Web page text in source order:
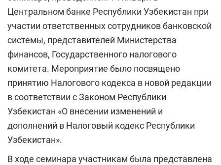
Центральном банке Республики Узбекистан при
участии ответственных сотрудников банковской
системы, представителей Министерства
финансов, Государственного налогового
комитета. Мероприятие было посвящено
принятию Налогового кодекса в новой редакции
в соответствии с Законом Республики
Узбекистан «О внесении изменений и
дополнений в Налоговый кодекс Республики
Узбекистан».
В ходе семинара участникам была представлена